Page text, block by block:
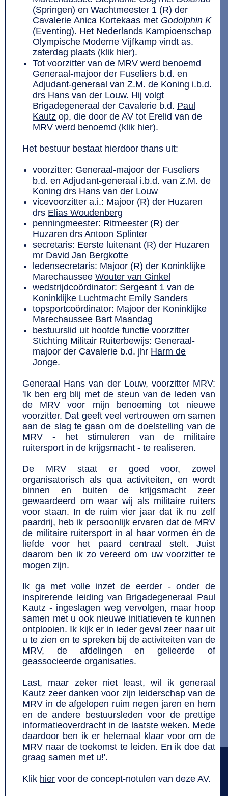
(Springen) en Wachtmeester 1 (R) der
Cavalerie Anica Kortekaas met Godolphin K
(Eventing). Het Nederlands Kampioenschap
Olympische Moderne Vijfkamp vindt as.
zaterdag plaats (klik hier).
Tot voorzitter van de MRV werd benoemd
Generaal-majoor der Fuseliers b.d. en
Adjudant-generaal van Z.M. de Koning i.b.d.
drs Hans van der Louw. Hij volgt
Brigadegeneraal der Cavalerie b.d. Paul
Kautz op, die door de AV tot Erelid van de
MRV werd benoemd (klik hier).
Het bestuur bestaat hierdoor thans uit:
voorzitter: Generaal-majoor der Fuseliers
b.d. en Adjudant-generaal i.b.d. van Z.M. de
Koning drs Hans van der Louw
vicevoorzitter a.i.: Majoor (R) der Huzaren
drs Elias Woudenberg
penningmeester: Ritmeester (R) der
Huzaren drs Antoon Splinter
secretaris: Eerste luitenant (R) der Huzaren
mr David Jan Bergkotte
ledensecretaris: Majoor (R) der Koninklijke
Marechaussee Wouter van Ginkel
wedstrijdcoördinator: Sergeant 1 van de
Koninklijke Luchtmacht Emily Sanders
topsportcoördinator: Majoor der Koninklijke
Marechaussee Bart Maandag
bestuurslid uit hoofde functie voorzitter
Stichting Militair Ruiterbewijs: Generaal-
majoor der Cavalerie b.d. jhr Harm de
Jonge.
Generaal Hans van der Louw, voorzitter MRV:
'Ik ben erg blij met de steun van de leden van
de MRV voor mijn benoeming tot nieuwe
voorzitter. Dat geeft veel vertrouwen om samen
aan de slag te gaan om de doelstelling van de
MRV - het stimuleren van de militaire
ruitersport in de krijgsmacht - te realiseren.
De MRV staat er goed voor, zowel
organisatorisch als qua activiteiten, en wordt
binnen en buiten de krijgsmacht zeer
gewaardeerd om waar wij als militaire ruiters
voor staan. In de ruim vier jaar dat ik nu zelf
paardrij, heb ik persoonlijk ervaren dat de MRV
de militaire ruitersport in al haar vormen èn de
liefde voor het paard centraal stelt. Juist
daarom ben ik zo vereerd om uw voorzitter te
mogen zijn.
Ik ga met volle inzet de eerder - onder de
inspirerende leiding van Brigadegeneraal Paul
Kautz - ingeslagen weg vervolgen, maar hoop
samen met u ook nieuwe initiatieven te kunnen
ontplooien. Ik kijk er in ieder geval zeer naar uit
u te zien en te spreken bij de activiteiten van de
MRV, de afdelingen en gelieerde of
geassocieerde organisaties.
Last, maar zeker niet least, wil ik generaal
Kautz zeer danken voor zijn leiderschap van de
MRV in de afgelopen ruim negen jaren en hem
en de andere bestuursleden voor de prettige
informatieoverdracht in de laatste weken. Mede
daardoor ben ik er helemaal klaar voor om de
MRV naar de toekomst te leiden. En ik doe dat
graag samen met u!'.
Klik hier voor de concept-notulen van deze AV.